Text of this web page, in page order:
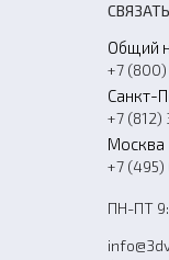
Общий
+7
Санкт-
+7 (812)
Москва
+7
ПН-ПТ